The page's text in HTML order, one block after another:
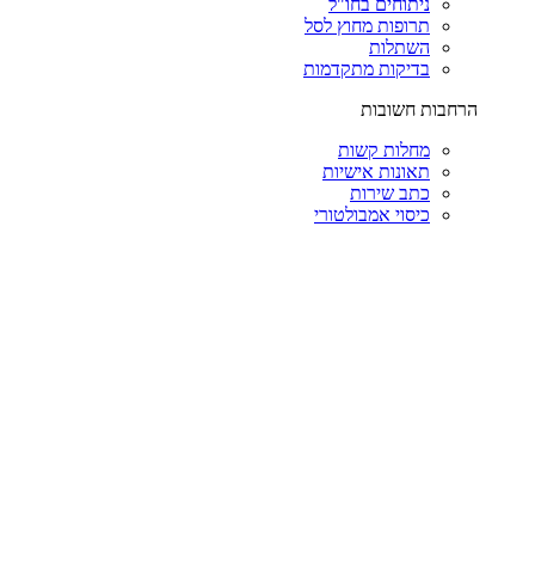
ניתוחים בחו"ל
תרופות מחוץ לסל
השתלות
בדיקות מתקדמות
הרחבות חשובות
מחלות קשות
תאונות אישיות
כתב שירות
כיסוי אמבולטורי